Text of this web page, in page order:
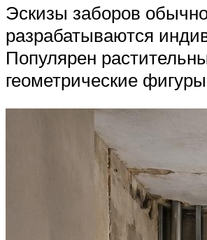
Эскизы заборов
разрабатываются
Популярен
геометрические